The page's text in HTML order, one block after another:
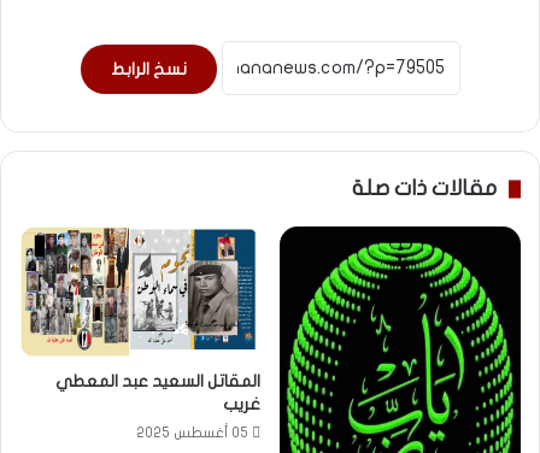
نسخ الرابط
مقالات ذات صلة
المقاتل السعيد عبد المعطي
غريب
05 أغسطس 2025